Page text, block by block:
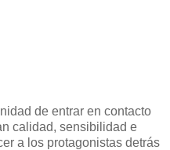
de entrar en contacto
calidad, sensibilidad e
a los protagonistas detrás